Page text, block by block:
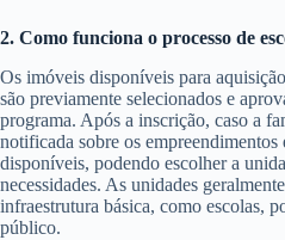
2. Como funciona o processo de
Os imóveis disponíveis para
são previamente selecionados e
programa. Após a inscrição, caso a
notificada sobre os empreendimentos
disponíveis, podendo escolher a
necessidades. As unidades
infraestrutura básica, como escolas,
público.